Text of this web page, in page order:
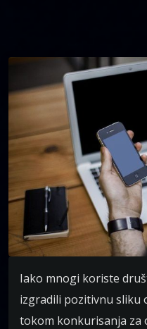
Iako mnogi koriste
izgradili pozitivnu sliku
tokom konkurisanja za